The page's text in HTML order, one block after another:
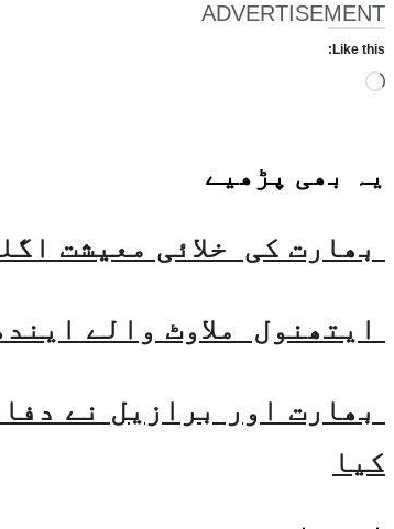
ADVERTISEMENT
Like this:
Loading…
یہ بھی پڑھیے
بھارت کی خلائی معیشت اگلے 10 سالوں میں 45 بلین ڈالر تک بڑھنے کی توقع ہے۔
ایتھنول ملاوٹ والے
بھارت اور برازیل نے
کیا